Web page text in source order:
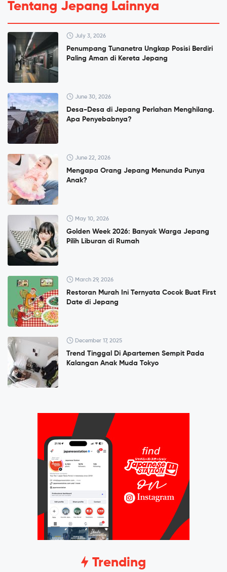
Tentang Jepang Lainnya
July 3, 2026
Penumpang Tunanetra Ungkap Posisi Berdiri
Paling Aman di Kereta Jepang
June 30, 2026
Desa-Desa di Jepang Perlahan Menghilang.
Apa Penyebabnya?
June 22, 2026
Mengapa Orang Jepang Menunda Punya
Anak?
May 10, 2026
Golden Week 2026: Banyak Warga Jepang
Pilih Liburan di Rumah
March 29, 2026
Restoran Murah Ini Ternyata Cocok Buat First
Date di Jepang
December 17, 2025
Trend Tinggal Di Apartemen Sempit Pada
Kalangan Anak Muda Tokyo
Trending